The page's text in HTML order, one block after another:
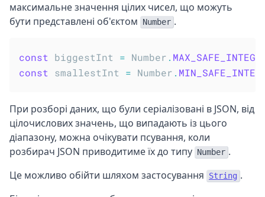
максимальне значення цілих чисел, що можуть
бути представлені об'єктом
Number .
const biggestInt = Number .
const smallestInt = Number .
При розборі даних, що були серіалізовані в JSON, від
цілочислових значень, що випадають із цього
діапазону, можна очікувати псування, коли
розбирач JSON приводитиме їх до типу Number .
Це можливо обійти шляхом застосування
String .